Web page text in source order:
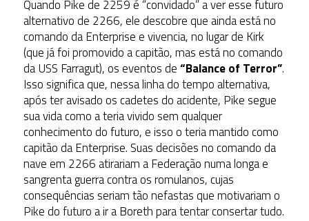
Quando Pike de 2259 é “convidado” a ver esse futuro
alternativo de 2266, ele descobre que ainda está no
comando da Enterprise e vivencia, no lugar de Kirk
(que já foi promovido a capitão, mas está no comando
da USS Farragut), os eventos de“Balance of Terror”.
Isso significa que, nessa linha do tempo alternativa,
após ter avisado os cadetes do acidente, Pike segue
sua vida como a teria vivido sem qualquer
conhecimento do futuro, e isso o teria mantido como
capitão da Enterprise. Suas decisões no comando da
nave em 2266 atirariam a Federação numa longa e
sangrenta guerra contra os romulanos, cujas
consequências seriam tão nefastas que motivariam o
Pike do futuro a ir a Boreth para tentar consertar tudo.